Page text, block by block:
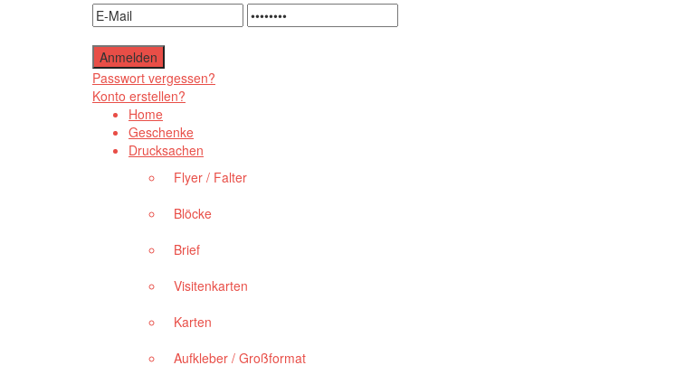
Passwort vergessen?
Konto erstellen?
Home
Geschenke
Drucksachen
Flyer / Falter
Blöcke
Brief
Visitenkarten
Karten
Aufkleber / Großformat